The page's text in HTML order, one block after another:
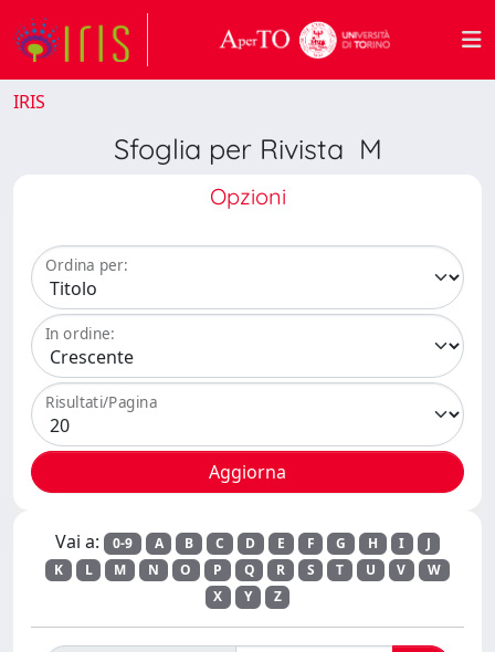
IRIS
Sfoglia per Rivista M
Opzioni
Ordina per:
In ordine:
Risultati/Pagina
Vai a: 0-9 A B C D E F G H I
J
K
L M N O P Q R S T U V
W
X
Y Z